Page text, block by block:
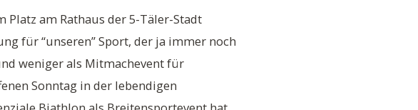
am Rathaus der 5-Täler-Stadt
für “unseren” Sport, der ja immer noch
weniger als Mitmachevent für
Sonntag in der lebendigen